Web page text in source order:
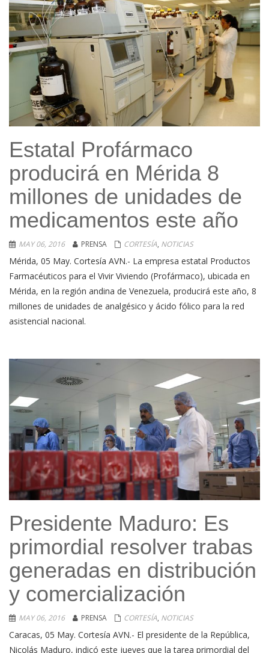
Estatal Profármaco
producirá en Mérida 8
millones de unidades de
medicamentos este año
MAY 06, 2016 PRENSA CORTESÍA, NOTICIAS
Mérida, 05 May. Cortesía AVN.- La empresa estatal Productos
Farmacéuticos para el Vivir Viviendo (Profármaco), ubicada en
Mérida, en la región andina de Venezuela, producirá este año, 8
millones de unidades de analgésico y ácido fólico para la red
asistencial nacional.
Presidente Maduro: Es
primordial resolver trabas
generadas en distribución
y comercialización
MAY 06, 2016 PRENSA CORTESÍA, NOTICIAS
Caracas, 05 May. Cortesía AVN.- El presidente de la República,
Nicolás Maduro, indicó este jueves que la tarea primordial del